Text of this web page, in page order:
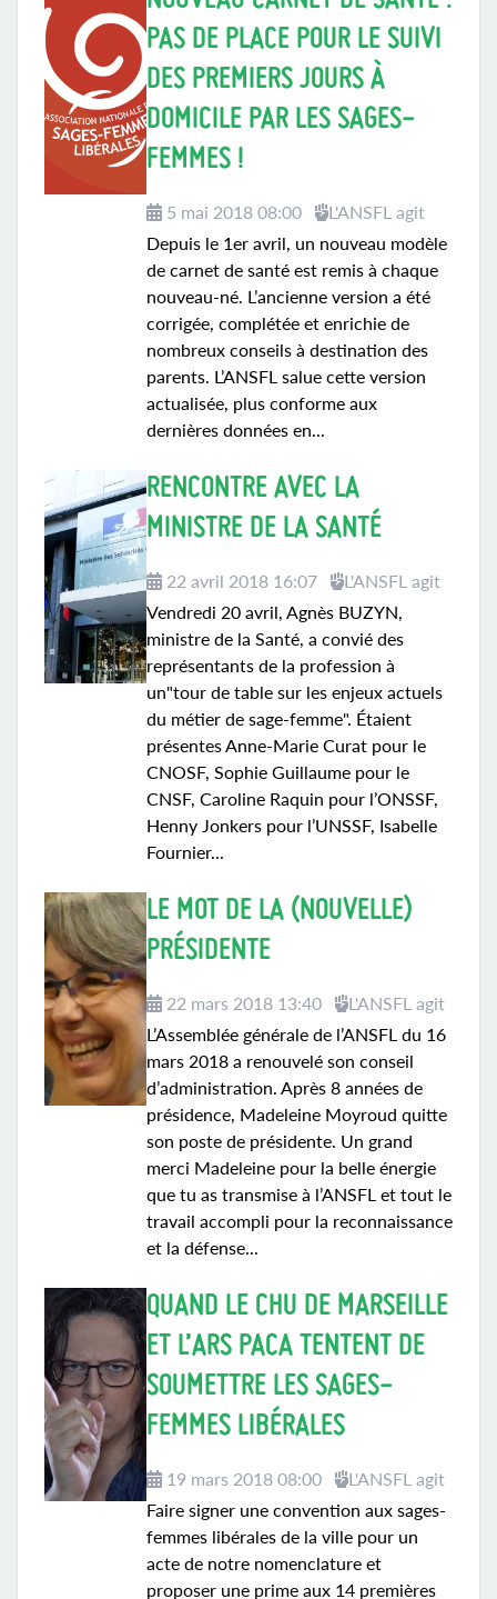
PAS DE PLACE POUR LE SUIVI
DES PREMIERS JOURS À
DOMICILE PAR LES SAGES-
FEMMES !
5 mai 2018 08:00
L'ANSFL agit
Depuis le 1er avril, un nouveau modèle
de carnet de santé est remis à chaque
nouveau-né. L’ancienne version a été
corrigée, complétée et enrichie de
nombreux conseils à destination des
parents. L’ANSFL salue cette version
actualisée, plus conforme aux
dernières données en...
RENCONTRE AVEC LA
MINISTRE DE LA SANTÉ
22 avril 2018 16:07
L'ANSFL agit
Vendredi 20 avril, Agnès BUZYN,
ministre de la Santé, a convié des
représentants de la profession à
un"tour de table sur les enjeux actuels
du métier de sage-femme". Étaient
présentes Anne-Marie Curat pour le
CNOSF, Sophie Guillaume pour le
CNSF, Caroline Raquin pour l’ONSSF,
Henny Jonkers pour l’UNSSF, Isabelle
Fournier...
LE MOT DE LA (NOUVELLE)
PRÉSIDENTE
22 mars 2018 13:40
L'ANSFL agit
L’Assemblée générale de l’ANSFL du 16
mars 2018 a renouvelé son conseil
d’administration. Après 8 années de
présidence, Madeleine Moyroud quitte
son poste de présidente. Un grand
merci Madeleine pour la belle énergie
que tu as transmise à l’ANSFL et tout le
travail accompli pour la reconnaissance
et la défense...
QUAND LE CHU DE MARSEILLE
ET L’ARS PACA TENTENT DE
SOUMETTRE LES SAGES-
FEMMES LIBÉRALES
19 mars 2018 08:00
L'ANSFL agit
Faire signer une convention aux sages-
femmes libérales de la ville pour un
acte de notre nomenclature et
proposer une prime aux 14 premières